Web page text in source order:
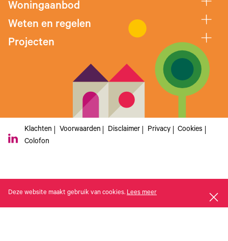
Woningaanbod
Weten en regelen
Projecten
Klachten Voorwaarden Disclaimer Privacy
Cookies
Colofon
Deze website maakt gebruik van cookies. Lees meer